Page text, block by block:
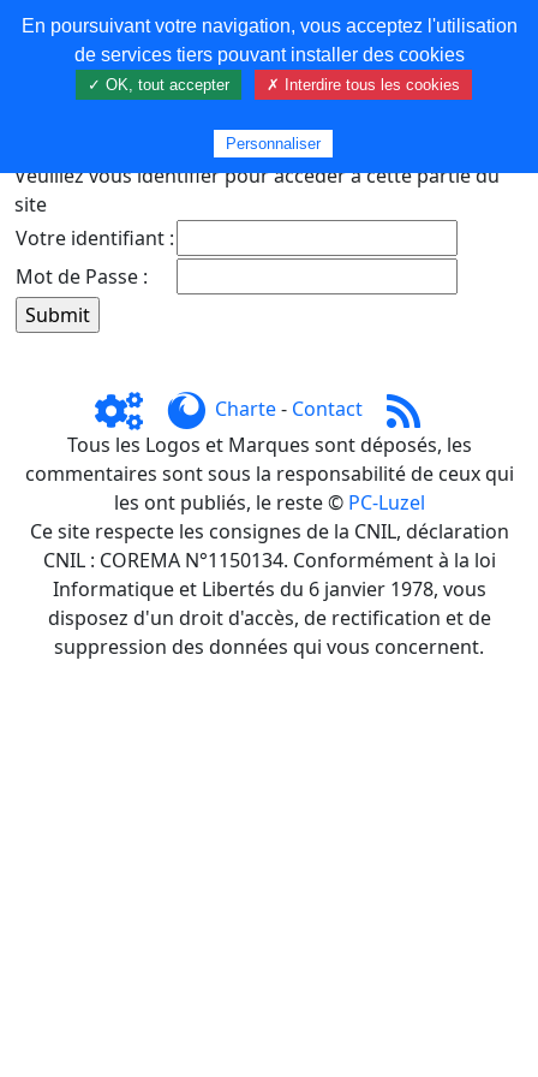
COREMA
Veuillez vous identifier pour accéder à cette partie du
site
Votre identifiant :
Mot de Passe :
Charte- Contact
Tous les Logos et Marques sont déposés, les
commentaires sont sous la responsabilité de ceux qui
les ont publiés, le reste © PC-Luzel
Ce site respecte les consignes de la CNIL, déclaration
CNIL : COREMA N°1150134. Conformément à la loi
Informatique et Libertés du 6 janvier 1978, vous
disposez d'un droit d'accès, de rectification et de
suppression des données qui vous concernent.
En poursuivant votre navigation, vous acceptez l'utilisation
de services tiers pouvant installer des cookies
✓ OK, tout accepter ✗ Interdire tous les cookies
Personnaliser